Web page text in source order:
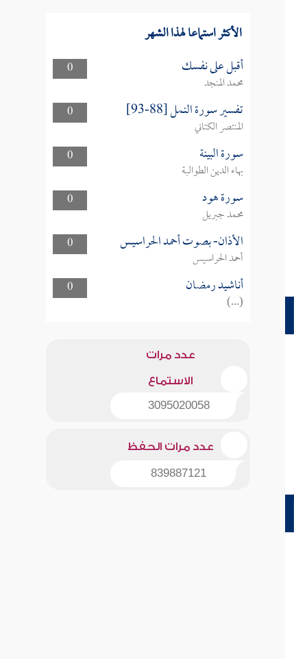
الأكثر استماعا لهذا الشهر
0 أقبل على نفسك
محمد المنجد
0
تفسير سورة النمل [88-93]
المنتصر الكتاني
0
سورة البينة
بهاء الدين الطوالبة
0
سورة هود
محمد جبريل
0
الأذان- بصوت أحمد الحراسيس
أحمد الحراسيس
0
أناشيد رمضان
(...)
عدد مرات
الاستماع
3095020058
عدد مرات الحفظ
839887121